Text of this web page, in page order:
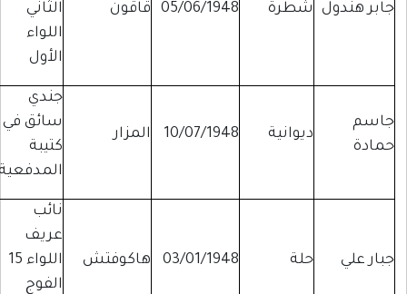
الثاني
اللواء
الأول
قاقون 05/06/1948 شطرة جابر هندول
جندي
سائق في
كتيبة
المدفعية
المزار 10/07/1948 ديوانية
جاسم
حمادة
نائب
عريف
اللواء 15
الفوج
هاكوفتش 03/01/1948 حلة جبار علي